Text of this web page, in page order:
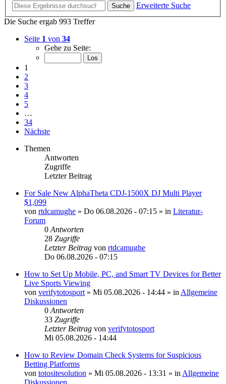
Suche
Erweiterte Suche
Die Suche ergab 993 Treffer
Seite 1 von 34
Gehe zu Seite:
1
2
3
4
5
…
34
Nächste
Themen
Antworten
Zugriffe
Letzter Beitrag
For Sale New AlphaTheta CDJ-1500X DJ Multi Player
$1,099
von rtdcamughe » Do 06.08.2026 - 07:15 » in Literatur-
Forum
0 Antworten
28 Zugriffe
Letzter Beitrag von rtdcamughe
Do 06.08.2026 - 07:15
How to Set Up Mobile, PC, and Smart TV Devices for Better
Live Sports Viewing
von verifytotosport » Mi 05.08.2026 - 14:44 » in Allgemeine
Diskussionen
0 Antworten
33 Zugriffe
Letzter Beitrag von verifytotosport
Mi 05.08.2026 - 14:44
How to Review Domain Check Systems for Suspicious
Betting Platforms
von totositesolution » Mi 05.08.2026 - 13:31 » in Allgemeine
Diskussionen